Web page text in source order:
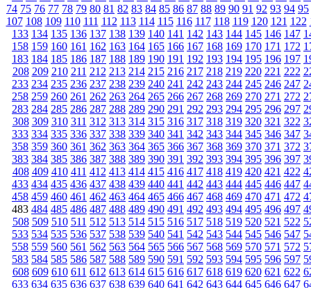
74 75 76 77 78 79 80 81 82 83 84 85 86 87 88 89 90 91 92 93 94 95
107 108 109 110 111 112 113 114 115 116 117 118 119 120 121 122
133 134 135 136 137 138 139 140 141 142 143 144 145 146 147
158 159 160 161 162 163 164 165 166 167 168 169 170 171 172
183 184 185 186 187 188 189 190 191 192 193 194 195 196 197
208 209 210 211 212 213 214 215 216 217 218 219 220 221 222
233 234 235 236 237 238 239 240 241 242 243 244 245 246 247
258 259 260 261 262 263 264 265 266 267 268 269 270 271 272
283 284 285 286 287 288 289 290 291 292 293 294 295 296 297
308 309 310 311 312 313 314 315 316 317 318 319 320 321 322
333 334 335 336 337 338 339 340 341 342 343 344 345 346 347
358 359 360 361 362 363 364 365 366 367 368 369 370 371 372
383 384 385 386 387 388 389 390 391 392 393 394 395 396 397
408 409 410 411 412 413 414 415 416 417 418 419 420 421 422
433 434 435 436 437 438 439 440 441 442 443 444 445 446 447
458 459 460 461 462 463 464 465 466 467 468 469 470 471 472
483 484 485 486 487 488 489 490 491 492 493 494 495 496 497
508 509 510 511 512 513 514 515 516 517 518 519 520 521 522
533 534 535 536 537 538 539 540 541 542 543 544 545 546 547
558 559 560 561 562 563 564 565 566 567 568 569 570 571 572
583 584 585 586 587 588 589 590 591 592 593 594 595 596 597
608 609 610 611 612 613 614 615 616 617 618 619 620 621 622
633 634 635 636 637 638 639 640 641 642 643 644 645 646 647